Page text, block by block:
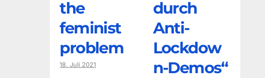
the
feminist
problem
18. Juli 2021
durch
Anti-
Lockdow
n-Demos“